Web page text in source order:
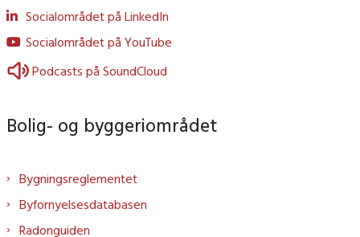
Socialområdet på LinkedIn
Socialområdet på YouTube
Podcasts på SoundCloud
Bolig- og byggeriområdet
Bygningsreglementet
Byfornyelsesdatabasen
Radonguiden